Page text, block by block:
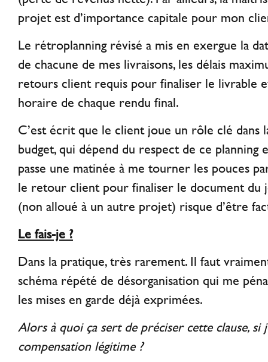
projet est d’importance capitale pour mon
Le rétroplanning révisé a mis en exergue la
de chacune de mes livraisons, les délais
retours client requis pour finaliser le livrable
horaire de chaque rendu final.
C’est écrit que le client joue un rôle clé dans
budget, qui dépend du respect de ce planning
passe une matinée à me tourner les pouces
le retour client pour finaliser le document du
(non alloué à un autre projet) risque d’être
Le fais-je ?
Dans la pratique, très rarement. Il faut
schéma répété de désorganisation qui me
les mises en garde déjà exprimées.
Alors à quoi ça sert de préciser cette clause, si
compensation légitime ?